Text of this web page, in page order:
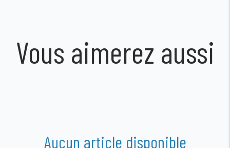
Vous aimerez aussi
Aucun article disponible